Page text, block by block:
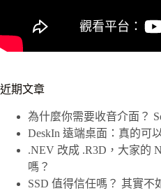
近期文章
為什麼你需要收音介面？
DeskIn 遠端桌面：真的可
.NEV 改成 .R3D，大家的
嗎？
SSD 值得信任嗎？ 其實不